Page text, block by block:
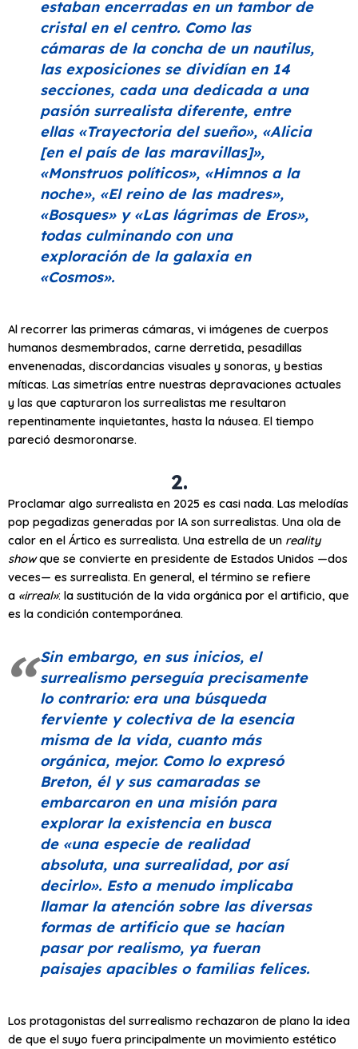
estaban encerradas en un tambor de
cristal en el centro. Como las
cámaras de la concha de un nautilus,
las exposiciones se dividían en 14
secciones, cada una dedicada a una
pasión surrealista diferente, entre
ellas «Trayectoria del sueño», «Alicia
[en el país de las maravillas]»,
«Monstruos políticos», «Himnos a la
noche», «El reino de las madres»,
«Bosques» y «Las lágrimas de Eros»,
todas culminando con una
exploración de la galaxia en
«Cosmos».
Al recorrer las primeras cámaras, vi imágenes de cuerpos
humanos desmembrados, carne derretida, pesadillas
envenenadas, discordancias visuales y sonoras, y bestias
míticas. Las simetrías entre nuestras depravaciones actuales
y las que capturaron los surrealistas me resultaron
repentinamente inquietantes, hasta la náusea. El tiempo
pareció desmoronarse.
2.
Proclamar algo surrealista en 2025 es casi nada. Las melodías
pop pegadizas generadas por IA son surrealistas. Una ola de
calor en el Ártico es surrealista. Una estrella de un reality
showque se convierte en presidente de Estados Unidos —dos
veces— es surrealista. En general, el término se refiere
a «irreal»: la sustitución de la vida orgánica por el artificio, que
es la condición contemporánea.
Sin embargo, en sus inicios, el
surrealismo perseguía precisamente
lo contrario: era una búsqueda
ferviente y colectiva de la esencia
misma de la vida, cuanto más
orgánica, mejor. Como lo expresó
Breton, él y sus camaradas se
embarcaron en una misión para
explorar la existencia en busca
de «una especie de realidad
absoluta, una surrealidad, por así
decirlo». Esto a menudo implicaba
llamar la atención sobre las diversas
formas de artificio que se hacían
pasar por realismo, ya fueran
paisajes apacibles o familias felices.
Los protagonistas del surrealismo rechazaron de plano la idea
de que el suyo fuera principalmente un movimiento estético